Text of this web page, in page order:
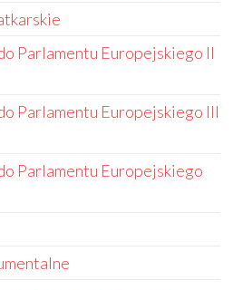
Parlamentu Europejskiego II
Parlamentu Europejskiego III
Parlamentu Europejskiego